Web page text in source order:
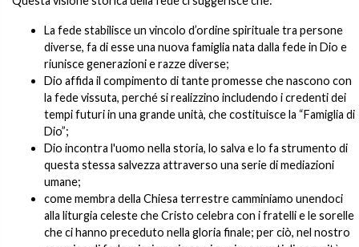
La fede stabilisce un vincolo d’ordine spirituale tra persone
diverse, fa di esse una nuova famiglia nata dalla fede in Dio e
riunisce generazioni e razze diverse;
Dio affida il compimento di tante promesse che nascono con
la fede vissuta, perché si realizzino includendo i credenti dei
tempi futuri in una grande unità, che costituisce la “Famiglia di
Dio”;
Dio incontra l'uomo nella storia, lo salva e lo fa strumento di
questa stessa salvezza attraverso una serie di mediazioni
umane;
come membra della Chiesa terrestre camminiamo unendoci
alla liturgia celeste che Cristo celebra con i fratelli e le sorelle
che ci hanno preceduto nella gloria finale; per ciò, nel nostro